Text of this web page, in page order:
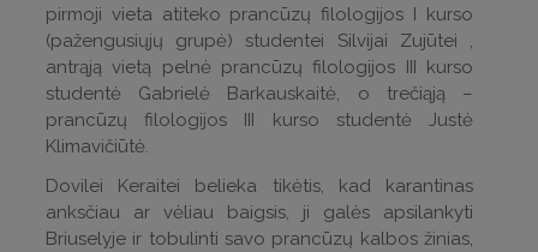
pirmoji vieta atiteko prancūzų filologijos I kurso
(pažengusiųjų grupė) studentei Silvijai Zujūtei ,
antrąją vietą pelnė prancūzų filologijos III kurso
studentė Gabrielė Barkauskaitė, o trečiąją –
prancūzų filologijos III kurso studentė Justė
Klimavičiūtė.
Dovilei Keraitei belieka tikėtis, kad karantinas
anksčiau ar vėliau baigsis, ji galės apsilankyti
Briuselyje ir tobulinti savo prancūzų kalbos žinias,